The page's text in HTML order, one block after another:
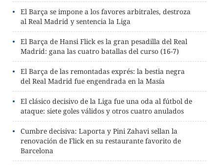
El Barça se impone a los favores arbitrales, destroza
al Real Madrid y sentencia la Liga
El Barça de Hansi Flick es la gran pesadilla del Real
Madrid: gana las cuatro batallas del curso (16-7)
El Barça de las remontadas exprés: la bestia negra
del Real Madrid fue engendrada en la Masía
El clásico decisivo de la Liga fue una oda al fútbol de
ataque: siete goles válidos y otros cuatro anulados
Cumbre decisiva: Laporta y Pini Zahavi sellan la
renovación de Flick en su restaurante favorito de
Barcelona